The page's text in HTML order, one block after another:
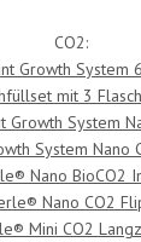
CO2:
Growth System
mit 3
Growth System
System Nano
Nano BioCO2
Nano CO2
Mini CO2